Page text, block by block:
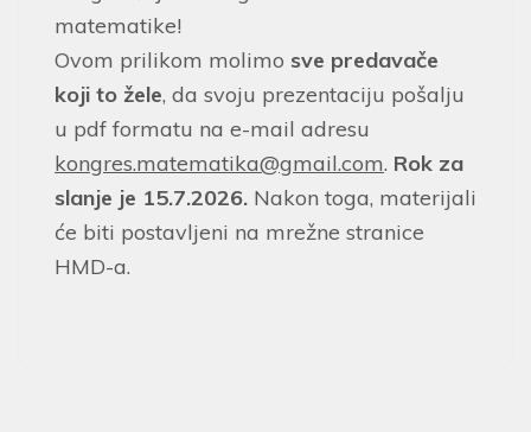
matematike!
Ovom prilikom molimo sve predavače
koji to žele, da svoju prezentaciju pošalju
u pdf formatu na e-mail adresu
kongres.matematika@gmail.com. Rok za
slanje je 15.7.2026. Nakon toga, materijali
će biti postavljeni na mrežne stranice
HMD-a.